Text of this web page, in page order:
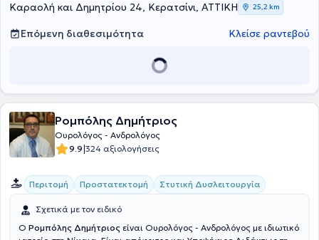
Καραολή και Δημητρίου 24, Κερατσίνι, ΑΤΤΙΚΗ 25,2 km
Επόμενη διαθεσιμότητα Κλείσε ραντεβού
Ρομπόλης Δημήτριος
Ουρολόγος - Ανδρολόγος
9.9|324 αξιολογήσεις
Περιτομή Προστατεκτομή Στυτική Δυσλειτουργία
Σχετικά με τον ειδικό
Ο Ρομπόλης Δημήτριος είναι Ουρολόγος - Ανδρολόγος με ιδιωτικό